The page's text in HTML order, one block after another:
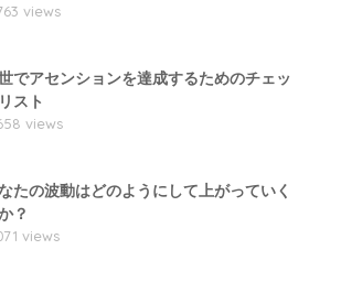
views
でアセンションを達成するためのチェッ
スト
views
たの波動はどのようにして上がっていく
？
views